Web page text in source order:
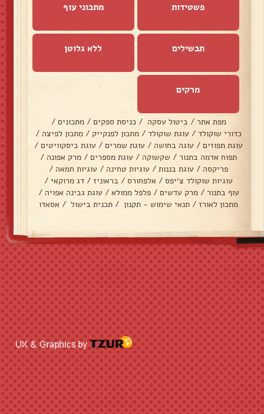
פשטידות מתכוני עוף
תבשילים ללא גלוטן
מרקים
מפת אתר / ביטול עסקה / כניסת ספקים / מתכונים /
כדורי שוקולד / עוגת שוקולד / מתכון לפנקייק / מתכון לפיצה /
עוגת תפוזים / עוגה בחושה / עוגת שמרים / עוגת ביסקוויטים /
תפוח אדמה בתנור / שקשוקה / עוגת מספרים / מרק אפונה /
פריקסה / עוגת בננות / עוגיות טחינה / עוגיות חמאה /
עוגיות שוקולד צ׳יפס / אלפחורס / בראוניז / דג מרוקאי /
עוף בתנור / מרק עדשים / פלפל ממולא / עוגת גבינה אפויה /
מתכון לאורז / תנאי שימוש - תקנון / תכנית בישול / אסאדו